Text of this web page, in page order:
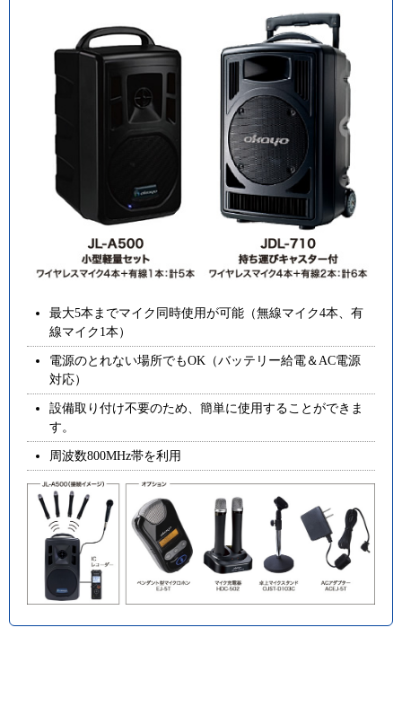
最大5本までマイク同時使用が可能（無線マイク4本、有
線マイク1本）
電源のとれない場所でもOK（バッテリー給電＆AC電源
対応）
設備取り付け不要のため、簡単に使用することができま
す。
周波数800MHz帯を利用